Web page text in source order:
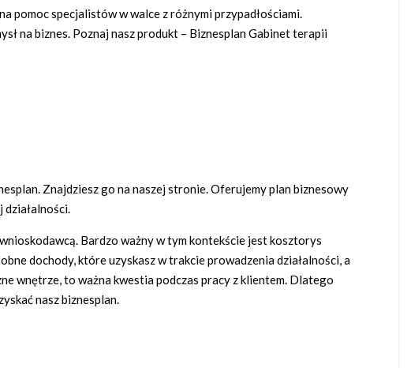
pomoc specjalistów w walce z różnymi przypadłościami.
na biznes. Poznaj nasz produkt – Biznesplan Gabinet terapii
Znajdziesz go na naszej stronie. Oferujemy plan biznesowy
Bardzo ważny w tym kontekście jest kosztorys
dochody, które uzyskasz w trakcie prowadzenia działalności, a
wnętrze, to ważna kwestia podczas pracy z klientem. Dlatego
nasz biznesplan.